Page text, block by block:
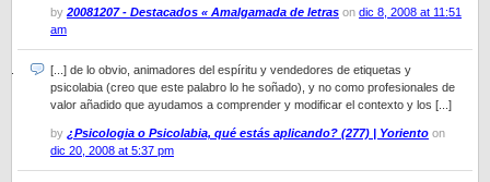
by 20081207 - Destacados « Amalgamada de letras on dic 8, 2008 at 11:51
am
[...] de lo obvio, animadores del espíritu y vendedores de etiquetas y
psicolabia (creo que este palabro lo he soñado), y no como profesionales de
valor añadido que ayudamos a comprender y modificar el contexto y los [...]
by ¿Psicologia o Psicolabia, qué estás aplicando? (277) | Yoriento on
dic 20, 2008 at 5:37 pm